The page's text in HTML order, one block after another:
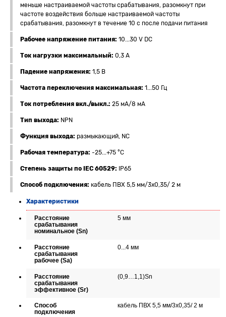
меньше настраиваемой частоты срабатывания, разомкнут при
частоте воздействия больше настраиваемой частоты
срабатывания, разомкнут в течение 10 с после подачи питания
Рабочее напряжение питания: 10...30 V DC
Ток нагрузки максимальный: 0,3 А
Падение напряжения: 1,5 В
Частота переключения максимальная: 1...50 Гц
Ток потребления вкл./выкл.: 25 мА/8 мА
Тип выхода: NPN
Функция выхода: размыкающий, NC
Рабочая температура: -25...+75 °C
Степень защиты по IEC 60529: IP65
Способ подключения: кабель ПВХ 5,5 мм/3x0,35/ 2 м
Характеристики
Расстояние
срабатывания
номинальное (Sn)
5 мм
Расстояние
срабатывания
рабочее (Sa)
0...4 мм
Расстояние
срабатывания
эффективное (Sr)
(0,9…1,1)Sn
Способ
подключения
кабель ПВХ 5,5 мм/3x0,35/ 2 м